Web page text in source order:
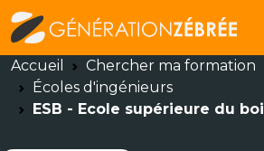
Accueil
Chercher ma formation
Écoles d'ingénieurs
ESB - Ecole supérieure du